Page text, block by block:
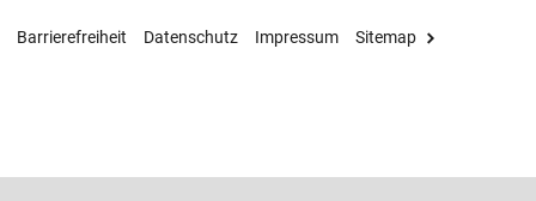
Barrierefreiheit Datenschutz Impressum Sitemap